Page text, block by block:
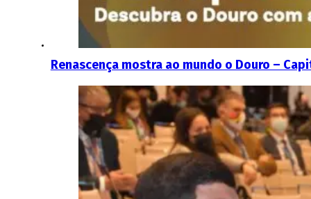
Renascença mostra ao mundo o Douro –